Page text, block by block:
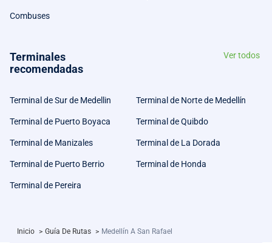
Combuses
Terminales
recomendadas
Ver todos
Terminal de Sur de Medellin Terminal de Norte de Medellín
Terminal de Puerto Boyaca Terminal de Quibdo
Terminal de Manizales Terminal de La Dorada
Terminal de Puerto Berrio Terminal de Honda
Terminal de Pereira
Inicio > Guía De Rutas > Medellín A San Rafael